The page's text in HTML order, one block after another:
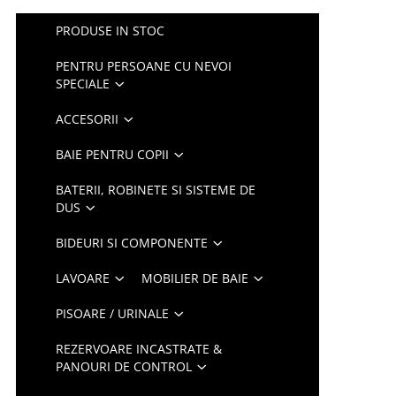
PRODUSE IN STOC
PENTRU PERSOANE CU NEVOI
SPECIALE
ACCESORII
BAIE PENTRU COPII
BATERII, ROBINETE SI SISTEME DE
DUS
BIDEURI SI COMPONENTE
LAVOARE MOBILIER DE BAIE
PISOARE / URINALE
REZERVOARE INCASTRATE &
PANOURI DE CONTROL